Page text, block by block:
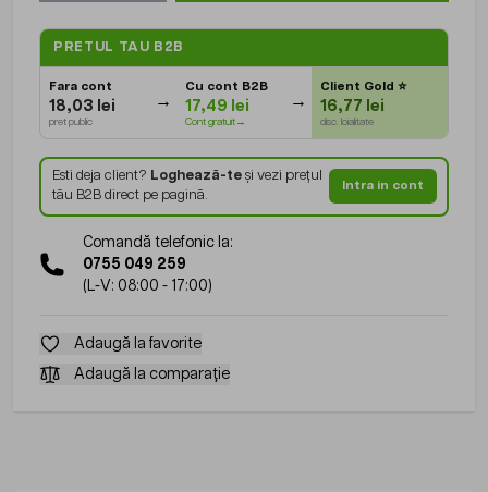
PRETUL TAU B2B
Fara cont
18,03 lei
pret public
Cu cont B2B
17,49 lei
Cont gratuit→
Client Gold⭐
16,77 lei
disc. loialitate
Esti deja client? Loghează-teși vezi prețul
tău B2B direct pe pagină.
Intra in cont
Comandă telefonic la:
0755 049 259
(L-V: 08:00 - 17:00)
Adaugă la favorite
Adaugă la comparație